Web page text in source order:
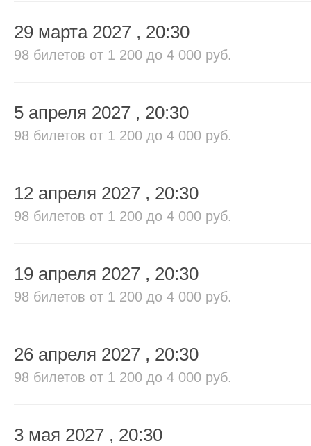
29 марта 2027 , 20:30
98 билетов от 1 200 до 4 000 руб.
5 апреля 2027 , 20:30
98 билетов от 1 200 до 4 000 руб.
12 апреля 2027 , 20:30
98 билетов от 1 200 до 4 000 руб.
19 апреля 2027 , 20:30
98 билетов от 1 200 до 4 000 руб.
26 апреля 2027 , 20:30
98 билетов от 1 200 до 4 000 руб.
3 мая 2027 , 20:30